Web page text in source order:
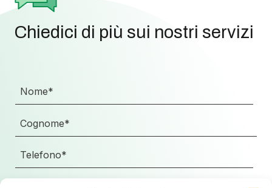
Chiedici di più sui nostri servizi